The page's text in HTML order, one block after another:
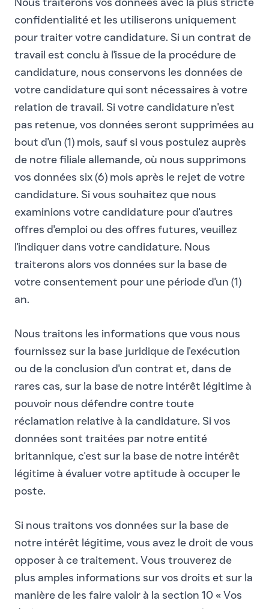
confidentialité et les utiliserons uniquement
pour traiter votre candidature. Si un contrat de
travail est conclu à l'issue de la procédure de
candidature, nous conservons les données de
votre candidature qui sont nécessaires à votre
relation de travail. Si votre candidature n'est
pas retenue, vos données seront supprimées au
bout d'un (1) mois, sauf si vous postulez auprès
de notre filiale allemande, où nous supprimons
vos données six (6) mois après le rejet de votre
candidature. Si vous souhaitez que nous
examinions votre candidature pour d'autres
offres d'emploi ou des offres futures, veuillez
l'indiquer dans votre candidature. Nous
traiterons alors vos données sur la base de
votre consentement pour une période d'un (1)
an.
Nous traitons les informations que vous nous
fournissez sur la base juridique de l'exécution
ou de la conclusion d'un contrat et, dans de
rares cas, sur la base de notre intérêt légitime à
pouvoir nous défendre contre toute
réclamation relative à la candidature. Si vos
données sont traitées par notre entité
britannique, c'est sur la base de notre intérêt
légitime à évaluer votre aptitude à occuper le
poste.
Si nous traitons vos données sur la base de
notre intérêt légitime, vous avez le droit de vous
opposer à ce traitement. Vous trouverez de
plus amples informations sur vos droits et sur la
manière de les faire valoir à la section 10 « Vos